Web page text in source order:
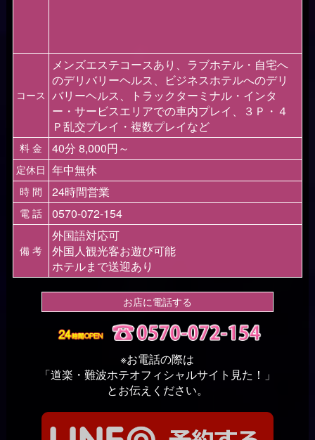
コース
メンズエステコースあり、ラブホテル・自宅へ
のデリバリーヘルス、ビジネスホテルへのデリ
バリーヘルス、トラックターミナル・インタ
ー・サービスエリアでの車内プレイ、３Ｐ・４
Ｐ乱交プレイ・複数プレイなど
料 金 40分 8,000円～
定休日 年中無休
時 間 24時間営業
電 話 0570-072-154
備 考
外国語対応可
外国人観光客お遊び可能
ホテルまで送迎あり
お店に電話する
※お電話の際は
「道楽・難波ホテオフィシャルサイト見た！」
とお伝えください。